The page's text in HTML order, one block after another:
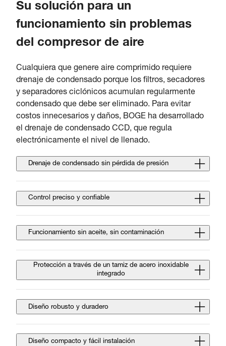
Su solución para un
funcionamiento sin problemas
del compresor de aire
Cualquiera que genere aire comprimido requiere
drenaje de condensado porque los filtros, secadores
y separadores ciclónicos acumulan regularmente
condensado que debe ser eliminado. Para evitar
costos innecesarios y daños, BOGE ha desarrollado
el drenaje de condensado CCD, que regula
electrónicamente el nivel de llenado.
Drenaje de condensado sin pérdida de presión
Control preciso y confiable
Funcionamiento sin aceite, sin contaminación
Protección a través de un tamiz de acero inoxidable
integrado
Diseño robusto y duradero
Diseño compacto y fácil instalación